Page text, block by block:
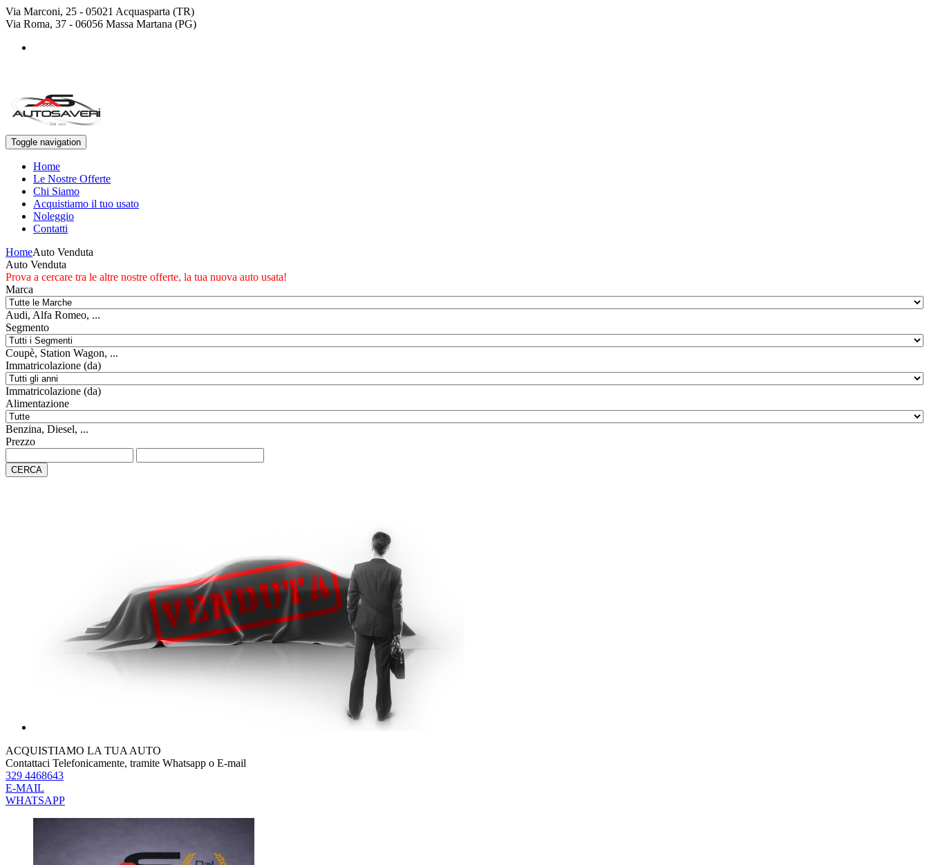
Via Marconi, 25 - 05021 Acquasparta (TR)
Via Roma, 37 - 06056 Massa Martana (PG)
Toggle navigation
Home
Le Nostre Offerte
Chi Siamo
Acquistiamo il tuo usato
Noleggio
Contatti
HomeAuto Venduta
Auto Venduta
Prova a cercare tra le altre nostre offerte, la tua nuova auto usata!
Marca
Audi, Alfa Romeo, ...
Segmento
Coupè, Station Wagon, ...
Immatricolazione (da)
Immatricolazione (da)
Alimentazione
Benzina, Diesel, ...
Prezzo
CERCA
ACQUISTIAMO LA TUA AUTO
Contattaci Telefonicamente, tramite Whatsapp o E-mail
329 4468643
E-MAIL
WHATSAPP